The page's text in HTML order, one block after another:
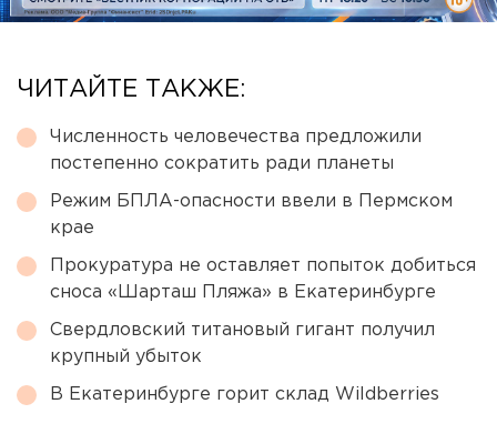
ЧИТАЙТЕ ТАКЖЕ:
Численность человечества предложили
постепенно сократить ради планеты
Режим БПЛА-опасности ввели в Пермском
крае
Прокуратура не оставляет попыток добиться
сноса «Шарташ Пляжа» в Екатеринбурге
Свердловский титановый гигант получил
крупный убыток
В Екатеринбурге горит склад Wildberries